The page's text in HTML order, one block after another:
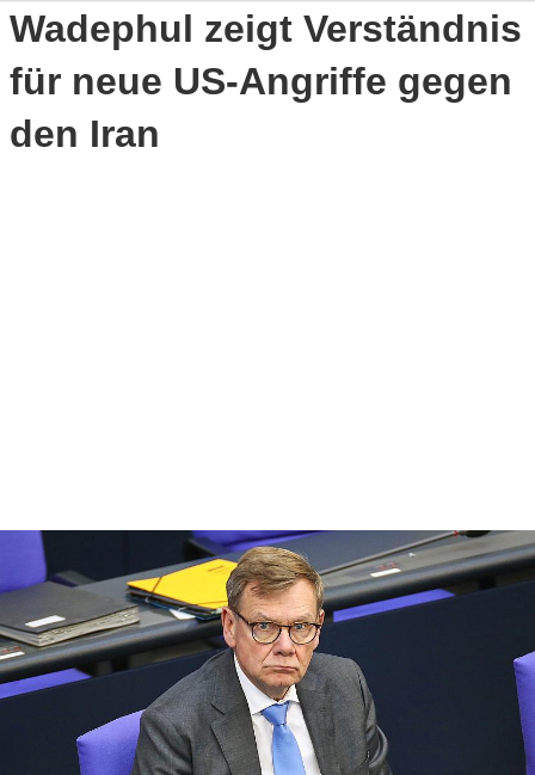
Wadephul zeigt Verständnis
für neue US-Angriffe gegen
den Iran